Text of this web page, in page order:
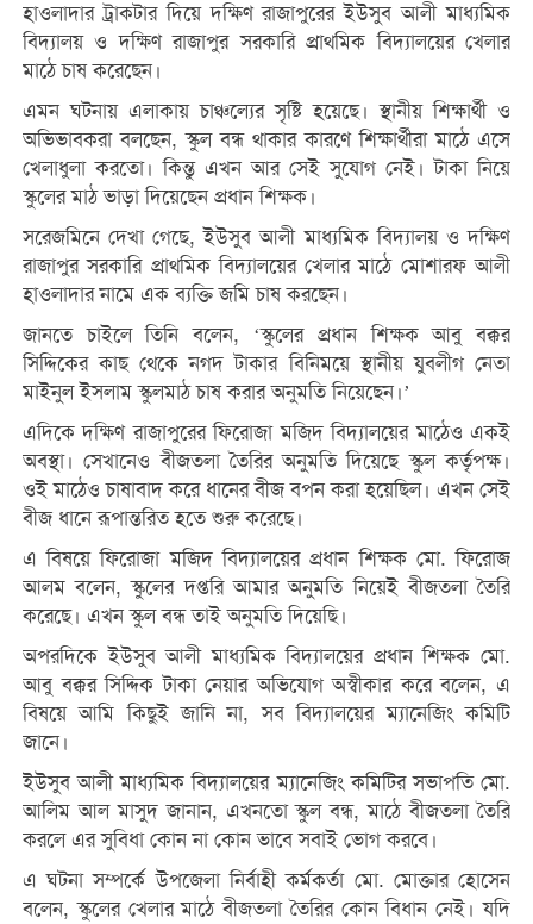
হাওলাদার ট্রাকটার দিয়ে দক্ষিণ রাজাপুরের ইউসুব আলী মাধ্যমিক
বিদ্যালয় ও দক্ষিণ রাজাপুর সরকারি প্রাথমিক বিদ্যালয়ের খেলার
মাঠে চাষ করেছেন।
এমন ঘটনায় এলাকায় চাঞ্চল্যের সৃষ্টি হয়েছে। স্থানীয় শিক্ষার্থী ও
অভিভাবকরা বলছেন, স্কুল বন্ধ থাকার কারণে শিক্ষার্থীরা মাঠে এসে
খেলাধুলা করতো। কিন্তু এখন আর সেই সুযোগ নেই। টাকা নিয়ে
স্কুলের মাঠ ভাড়া দিয়েছেন প্রধান শিক্ষক।
সরেজমিনে দেখা গেছে, ইউসুব আলী মাধ্যমিক বিদ্যালয় ও দক্ষিণ
রাজাপুর সরকারি প্রাথমিক বিদ্যালয়ের খেলার মাঠে মোশারফ আলী
হাওলাদার নামে এক ব্যক্তি জমি চাষ করছেন।
জানতে চাইলে তিনি বলেন, ‘স্কুলের প্রধান শিক্ষক আবু বক্কর
সিদ্দিকের কাছ থেকে নগদ টাকার বিনিময়ে স্থানীয় যুবলীগ নেতা
মাইনুল ইসলাম স্কুলমাঠ চাষ করার অনুমতি নিয়েছেন।’
এদিকে দক্ষিণ রাজাপুরের ফিরোজা মজিদ বিদ্যালয়ের মাঠেও একই
অবস্থা। সেখানেও বীজতলা তৈরির অনুমতি দিয়েছে স্কুল কর্তৃপক্ষ।
ওই মাঠেও চাষাবাদ করে ধানের বীজ বপন করা হয়েছিল। এখন সেই
বীজ ধানে রূপান্তরিত হতে শুরু করেছে।
এ বিষয়ে ফিরোজা মজিদ বিদ্যালয়ের প্রধান শিক্ষক মো. ফিরোজ
আলম বলেন, স্কুলের দপ্তরি আমার অনুমতি নিয়েই বীজতলা তৈরি
করেছে। এখন স্কুল বন্ধ তাই অনুমতি দিয়েছি।
অপরদিকে ইউসুব আলী মাধ্যমিক বিদ্যালয়ের প্রধান শিক্ষক মো.
আবু বক্কর সিদ্দিক টাকা নেয়ার অভিযোগ অস্বীকার করে বলেন, এ
বিষয়ে আমি কিছুই জানি না, সব বিদ্যালয়ের ম্যানেজিং কমিটি
জানে।
ইউসুব আলী মাধ্যমিক বিদ্যালয়ের ম্যানেজিং কমিটির সভাপতি মো.
আলিম আল মাসুদ জানান, এখনতো স্কুল বন্ধ, মাঠে বীজতলা তৈরি
করলে এর সুবিধা কোন না কোন ভাবে সবাই ভোগ করবে।
এ ঘটনা সম্পর্কে উপজেলা নির্বাহী কর্মকর্তা মো. মোক্তার হোসেন
বলেন, স্কুলের খেলার মাঠে বীজতলা তৈরির কোন বিধান নেই। যদি